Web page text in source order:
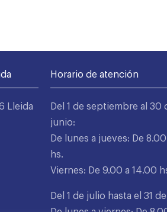
Lleida
Horario de atención
Del 1 de septiembre al 30
junio:
De lunes a jueves: De
hs.
Viernes: De 9.00 a 14.00
Del 1 de julio hasta el 31